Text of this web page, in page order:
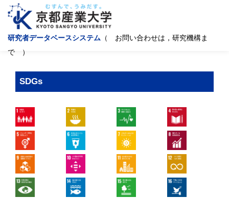
研究者データベースシステム （ お問い合わせは，研究機構ま
で ）
SDGs